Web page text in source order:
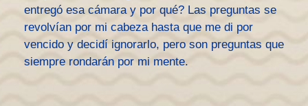
entregó esa cámara y por qué? Las preguntas se
revolvían por mi cabeza hasta que me di por
vencido y decidí ignorarlo, pero son preguntas que
siempre rondarán por mi mente.